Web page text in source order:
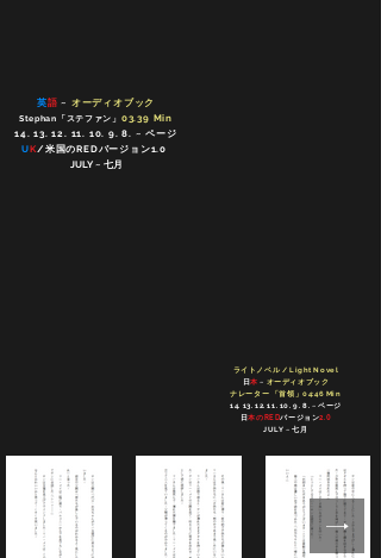
英語 ~ オーディオブック
Stephan「ステファン」 03.39 Min
14. 13. 12. 11. 10. 9. 8. ~ ページ
UK/米国のREDバージョン1.0
JULY ~ 七月
ライトノベル / Light Novel
日本 ~ オーディオブック
ナレーター 「首領」04:46 Min
14. 13. 12. 11. 10. 9. 8 . ~ ページ
日本のREDバージョン2.0
JULY ~ 七月